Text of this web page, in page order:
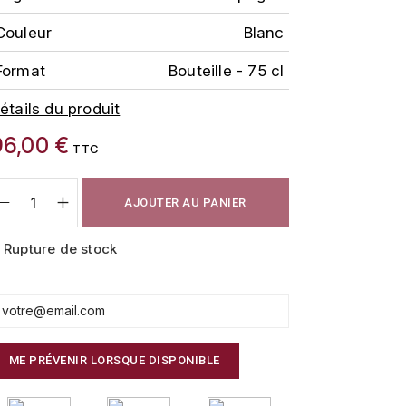
Blanc
Bouteille - 75 cl
du produit
€ TTC
AJOUTER AU PANIER
Rupture de stock
ME PRÉVENIR LORSQUE DISPONIBLE